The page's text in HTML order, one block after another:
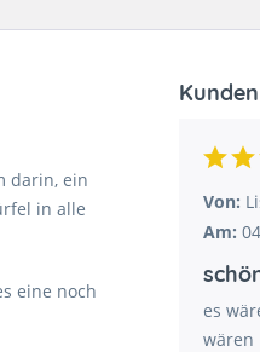
darin, ein
in alle
eine noch
Von:
Am:
es
wären